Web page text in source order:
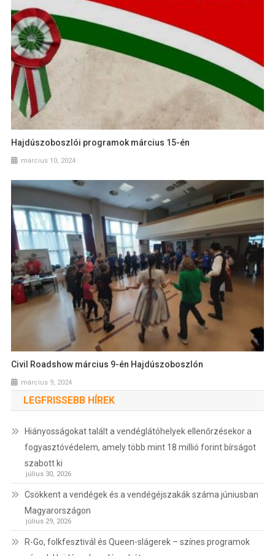
Hajdúszoboszlói programok március 15-én
március 10, 2024
Civil Roadshow március 9-én Hajdúszoboszlón
március 9, 2024
LEGFRISSEBB HÍREK
Hiányosságokat talált a vendéglátóhelyek ellenőrzésekor a
fogyasztóvédelem, amely több mint 18 millió forint bírságot
szabott ki
július 30, 2026
Csökkent a vendégek és a vendégéjszakák száma júniusban
Magyarországon
július 29, 2026
R-Go, folkfesztivál és Queen-slágerek – színes programok